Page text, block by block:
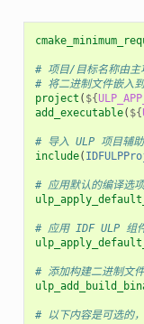
# 项目/目标名称由主
# 将二进制文件嵌入
project ( ${
add_executable( ${
# 导入 ULP 项目辅
include(
# 应用默认的编译选项
# 应用 IDF ULP 组
# 添加构建二进制文
# 以下内容是可选的